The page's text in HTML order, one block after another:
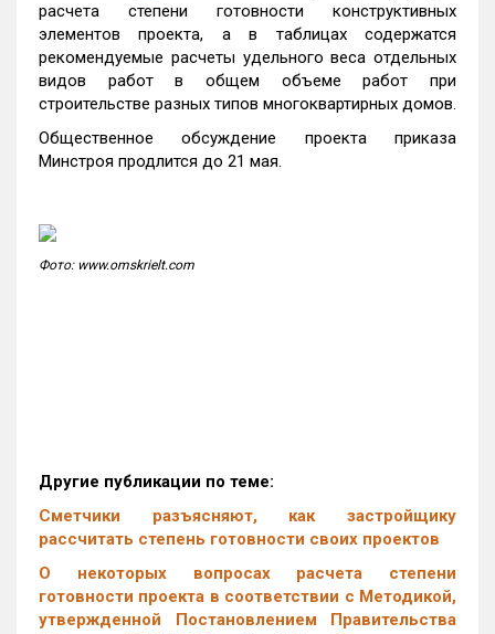
расчета степени готовности конструктивных
элементов проекта, а в таблицах содержатся
рекомендуемые расчеты удельного веса отдельных
видов работ в общем объеме работ при
строительстве разных типов многоквартирных домов.
Общественное обсуждение проекта приказа
Минстроя продлится до 21 мая.
Фото: www.omskrielt.com
Другие публикации по теме:
Сметчики разъясняют, как застройщику
рассчитать степень готовности своих проектов
О некоторых вопросах расчета степени
готовности проекта в соответствии с Методикой,
утвержденной Постановлением Правительства